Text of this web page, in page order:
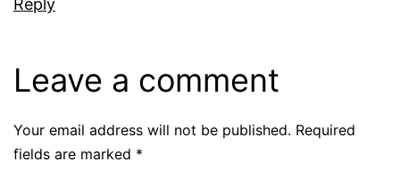
Leave a comment
Your email address will not be published. Required
fields are marked *